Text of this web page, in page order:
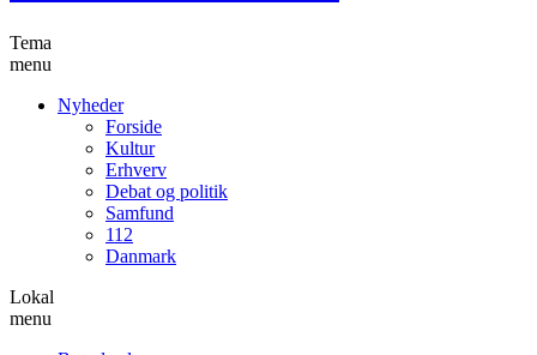
Tema
menu
Nyheder
Forside
Kultur
Erhverv
Debat og politik
Samfund
112
Danmark
Lokal
menu